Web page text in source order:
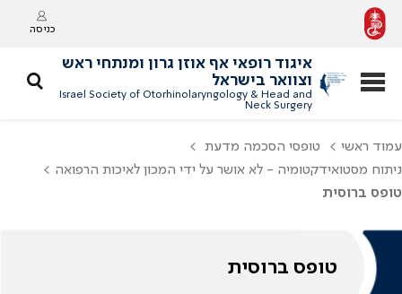
כניסה
איגוד רופאי אף אוזן גרון ומנתחי ראש
וצוואר בישראל
Israel Society of Otorhinolaryngology & Head and
Neck Surgery
עמוד ראשי
טופסי הסכמה מדעת
ניתוח מסטואידקטומיה - לא אושר על ידי המכון לאיכות הרפואה
טופס ברוסית
טופס ברוסית